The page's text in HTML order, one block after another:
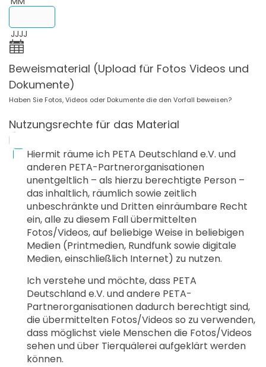
JJJJ
Beweismaterial (Upload für Fotos Videos und
Dokumente)
Haben Sie Fotos, Videos oder Dokumente die den Vorfall beweisen?
Nutzungsrechte für das Material
Hiermit räume ich PETA Deutschland e.V. und
anderen PETA-Partnerorganisationen
unentgeltlich – als hierzu berechtigte Person –
das inhaltlich, räumlich sowie zeitlich
unbeschränkte und Dritten einräumbare Recht
ein, alle zu diesem Fall übermittelten
Fotos/Videos, auf beliebige Weise in beliebigen
Medien (Printmedien, Rundfunk sowie digitale
Medien, einschließlich Internet) zu nutzen.
Ich verstehe und möchte, dass PETA
Deutschland e.V. und andere PETA-
Partnerorganisationen dadurch berechtigt sind,
die übermittelten Fotos/Videos so zu verwenden,
dass möglichst viele Menschen die Fotos/Videos
sehen und über Tierquälerei aufgeklärt werden
können.